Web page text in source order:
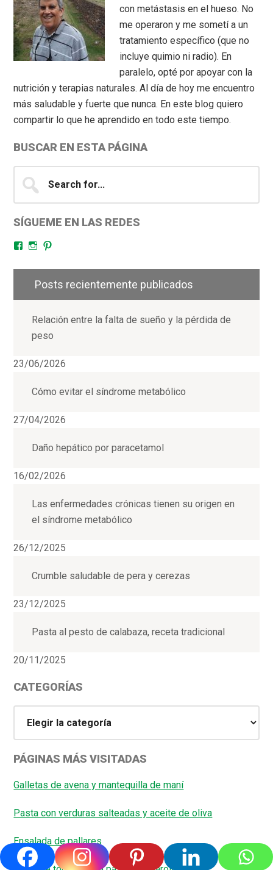
con metástasis en el hueso. No
me operaron y me sometí a un
tratamiento específico (que no
incluye quimio ni radio). En
paralelo, opté por apoyar con la
nutrición y terapias naturales. Al día de hoy me encuentro
más saludable y fuerte que nunca. En este blog quiero
compartir lo que he aprendido en todo este tiempo.
BUSCAR EN ESTA PÁGINA
for...
SÍGUEME EN LAS REDES
FacebookInstagram
Posts recientemente publicados
Relación entre la falta de sueño y la pérdida de
peso
23/06/2026
Cómo evitar el síndrome metabólico
27/04/2026
Daño hepático por paracetamol
16/02/2026
Las enfermedades crónicas tienen su origen en
el síndrome metabólico
26/12/2025
Crumble saludable de pera y cerezas
23/12/2025
Pasta al pesto de calabaza, receta tradicional
20/11/2025
CATEGORÍAS
PÁGINAS MÁS VISITADAS
Galletas de avena y mantequilla de maní
Pasta con verduras salteadas y aceite de oliva
Ensalada de pallares